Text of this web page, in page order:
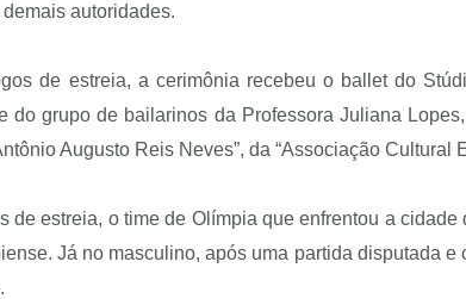
autoridades.
de estreia, a cerimônia recebeu o ballet do
do grupo de bailarinos da Professora Juliana
Augusto Reis Neves”, da “Associação
de estreia, o time de Olímpia que enfrentou a
Já no masculino, após uma partida disputada